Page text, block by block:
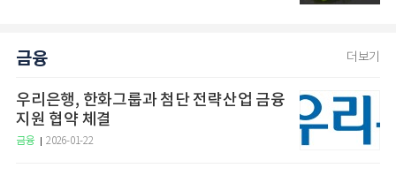
금융 더보기
우리은행, 한화그룹과 첨단 전략산업 금융
지원 협약 체결
금융 2026-01-22